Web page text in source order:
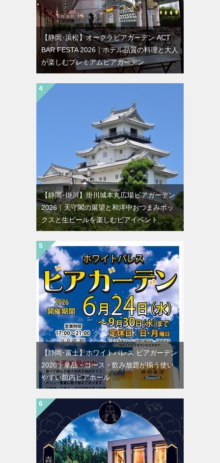
【静岡･浜松】オークラビアガーデン ACT
BAR FESTA 2026｜ホテル品質の料理と大人
が楽しむプレミアムビアガーデン
【静岡･掛川】掛川城本丸広場ビアガーデン
2026｜天守閣の展望と和洋中おつまみボッ
クスと生ビールを楽しむビアイベント
【静岡･富士】ホワイトパレス ビアガーデン
2026｜単品・コース・飲み放題が揃う使い
やすい館内ビアホール